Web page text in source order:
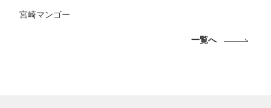
宮崎マンゴー
一覧へ